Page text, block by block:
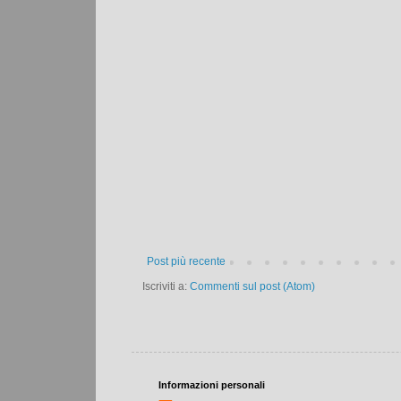
Post più recente
Iscriviti a: Commenti sul post (Atom)
Informazioni personali